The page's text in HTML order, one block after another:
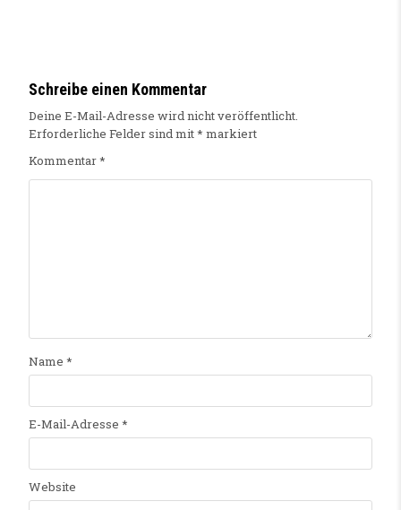
Schreibe einen Kommentar
Deine E-Mail-Adresse wird nicht veröffentlicht.
Erforderliche Felder sind mit* markiert
Kommentar*
Name *
E-Mail-Adresse *
Website